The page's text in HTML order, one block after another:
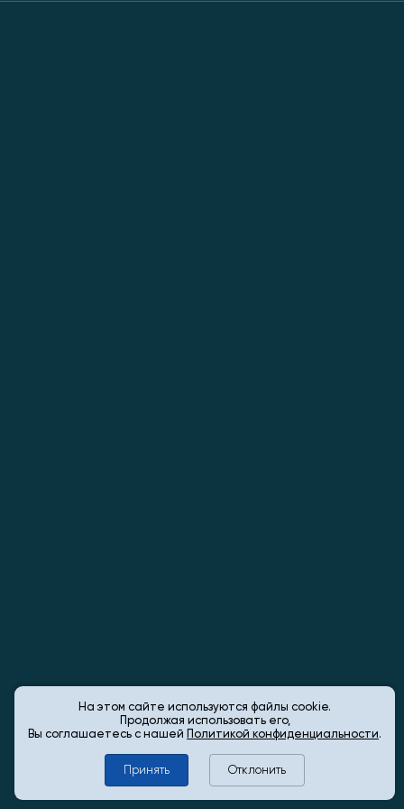
На этом сайте используются файлы cookie.
Продолжая использовать его,
Вы соглашаетесь с нашей Политикой конфиденциальности.
Принять Отклонить